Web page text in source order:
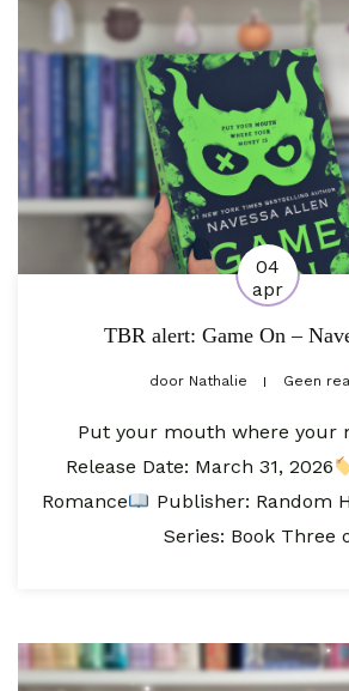
04
apr
TBR alert: Game On –
door Nathalie Geen
Put your mouth where your
Release Date: March 31, 2026⁣
Romance
Publisher: Random
Series: Book Three